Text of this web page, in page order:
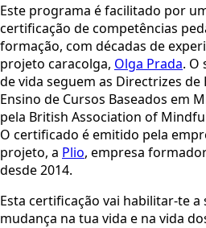
Este programa é facilitado por
certificação de competências
formação, com décadas de
projeto caracolga, Olga Prada. O
de vida seguem as Directrizes de
Ensino de Cursos Baseados em
pela British Association of
O certificado é emitido pela
projeto, a Plio, empresa
desde 2014.
Esta certificação vai habilitar-te
mudança na tua vida e na vida